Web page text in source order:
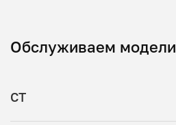
Обслуживаем модели
CT